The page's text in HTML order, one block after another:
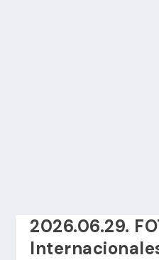
2026.06.29.